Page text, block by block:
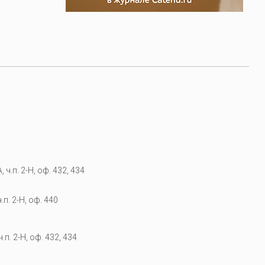
ч.п. 2-Н, оф. 432, 434
2-Н, оф. 440
2-Н, оф. 432, 434